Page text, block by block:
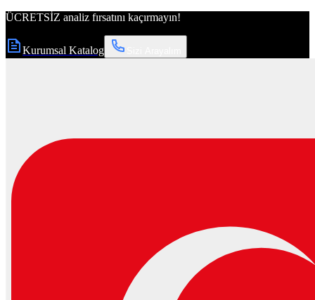
ÜCRETSİZ analiz fırsatını kaçırmayın!
Kurumsal Katalog